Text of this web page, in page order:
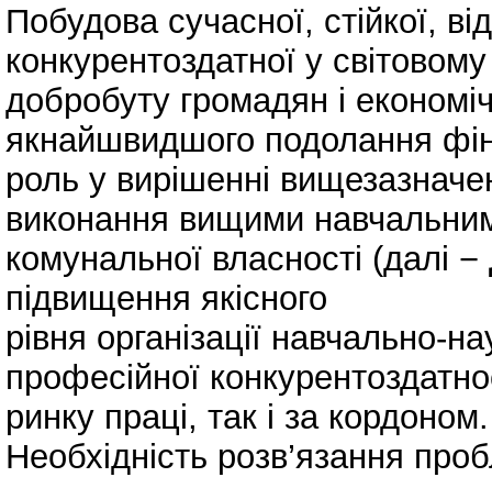
Побудова сучасної, стійкої,
конкурентоздатної у
добробуту громадян і
якнайшвидшого подолання
роль у вирішенні
виконання вищими
комунальної власності (далі
підвищення якісного
рівня організації навчально-
професійної
ринку праці, так і за кордоном.
Необхідність розв’язання